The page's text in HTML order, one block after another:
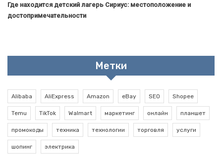
Где находится детский лагерь Сириус: местоположение и
достопримечательности
Метки
Alibaba AliExpress Amazon eBay SEO Shopee
Temu TikTok Walmart маркетинг онлайн планшет
промокоды техника технологии торговля услуги
шопинг электрика